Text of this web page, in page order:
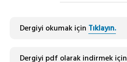
Dergiyi okumak için Tıklayın.
Dergiyi pdf olarak indirmek için